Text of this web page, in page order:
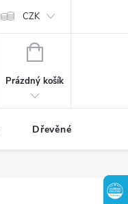
CZK
NÁKUPNÍ
Prázdný košík
Dřevěné hračky